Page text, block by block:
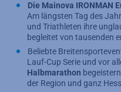
Die Mainova IRONMAN
Am längsten Tag des
und Triathleten ihre
begleitet von tausenden
Beliebte
Lauf-Cup Serie und vor
Halbmarathon
der Region und ganz